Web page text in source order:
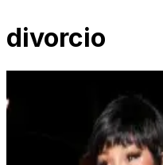
divorcio